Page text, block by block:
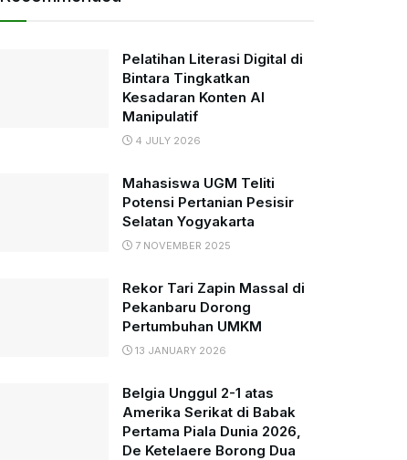
Pelatihan Literasi Digital di
Bintara Tingkatkan
Kesadaran Konten AI
Manipulatif
4 JULY 2026
Mahasiswa UGM Teliti
Potensi Pertanian Pesisir
Selatan Yogyakarta
7 NOVEMBER 2025
Rekor Tari Zapin Massal di
Pekanbaru Dorong
Pertumbuhan UMKM
13 JANUARY 2026
Belgia Unggul 2-1 atas
Amerika Serikat di Babak
Pertama Piala Dunia 2026,
De Ketelaere Borong Dua